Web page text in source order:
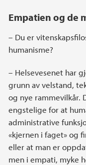
Empatien og de
– Du er
humanisme?
– Helsevesenet har
grunn av velstand,
og nye rammevilkår.
engstelige for at
administrative
«kjernen i faget» og
eller at man er
men i empati, myke